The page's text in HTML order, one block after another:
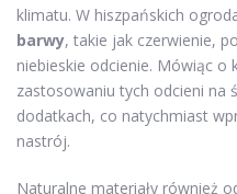
klimatu. W hiszpańskich
barwy, takie jak czerwienie,
niebieskie odcienie. Mówiąc
zastosowaniu tych odcieni na
dodatkach, co natychmiast
nastrój.
Naturalne materiały również